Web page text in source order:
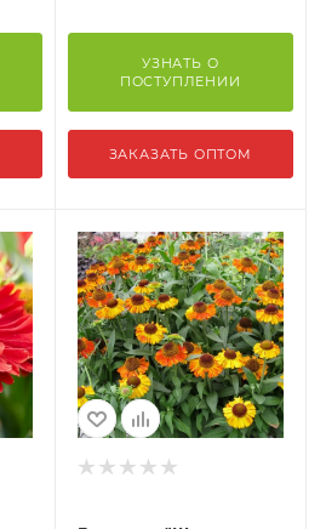
УЗНАТЬ О
ПОСТУПЛЕНИИ
ЗАКАЗАТЬ ОПТОМ